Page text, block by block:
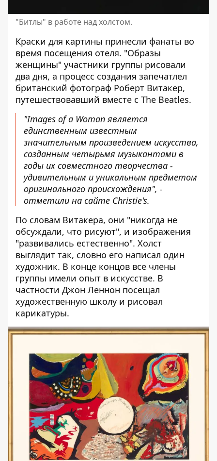
"Битлы" в работе над холстом.
Краски для картины принесли фанаты во
время посещения отеля. "Образы
женщины" участники группы рисовали
два дня, а процесс создания запечатлел
британский фотограф Роберт Витакер,
путешествовавший вместе с The Beatles.
"Images of a Woman является
единственным известным
значительным произведением искусства,
созданным четырьмя музыкантами в
годы их совместного творчества -
удивительным и уникальным предметом
оригинального происхождения", -
отметили на сайте Christie's.
По словам Витакера, они "никогда не
обсуждали, что рисуют", и изображения
"развивались естественно". Холст
выглядит так, словно его написал один
художник. В конце концов все члены
группы имели опыт в искусстве. В
частности Джон Леннон посещал
художественную школу и рисовал
карикатуры.